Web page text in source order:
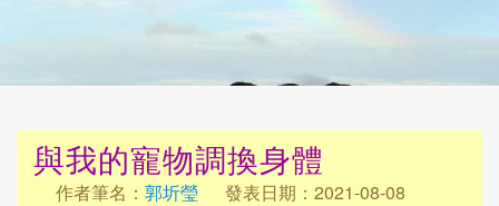
與我的寵物調換身體
作者筆名： 郭圻瑩
發表日期：2021-08-08